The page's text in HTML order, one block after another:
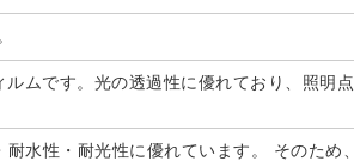
ムです。光の透過性に優れており、照明点
水性・耐光性に優れています。 そのため、